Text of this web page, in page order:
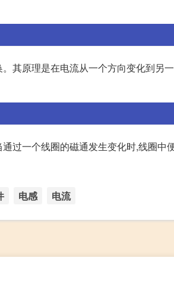
其原理是在电流从一个方向变化到另
过一个线圈的磁通发生变化时,线圈中
电感 电流